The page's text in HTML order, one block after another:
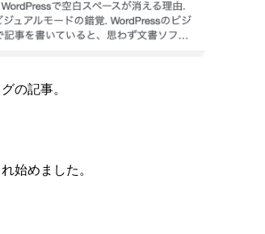
の記事。
始めました。